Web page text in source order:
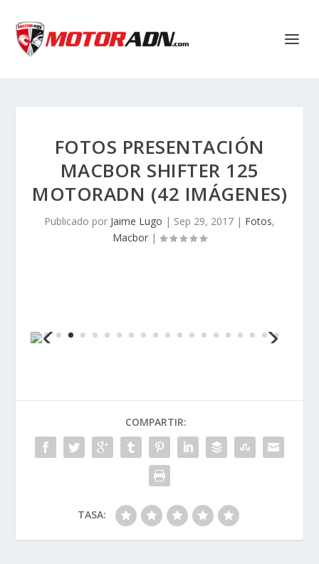
FOTOS PRESENTACIÓN
MACBOR SHIFTER 125
MOTORADN (42 IMÁGENES)
Publicado por Jaime Lugo | Sep 29, 2017 | Fotos,
Macbor |
COMPARTIR:
TASA: